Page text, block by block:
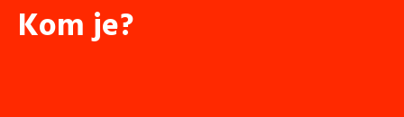
Kom je?